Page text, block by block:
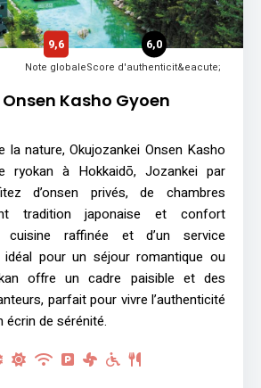
Kasho Gyoen
9,6
Note globale
6,0
Score d'authenticit&eacute;
nature, Okujozankei Onsen Kasho
ryokan à Hokkaidō, Jozankei par
d’onsen privés, de chambres
tradition japonaise et confort
cuisine raffinée et d’un service
idéal pour un séjour romantique ou
offre un cadre paisible et des
parfait pour vivre l’authenticité
écrin de sérénité.